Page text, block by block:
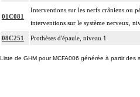
01C081
Interventions sur les nerfs crâniens ou
interventions sur le système nerveux,
08C251 Prothèses d'épaule, niveau 1
Liste de GHM pour MCFA006 générée à partir des